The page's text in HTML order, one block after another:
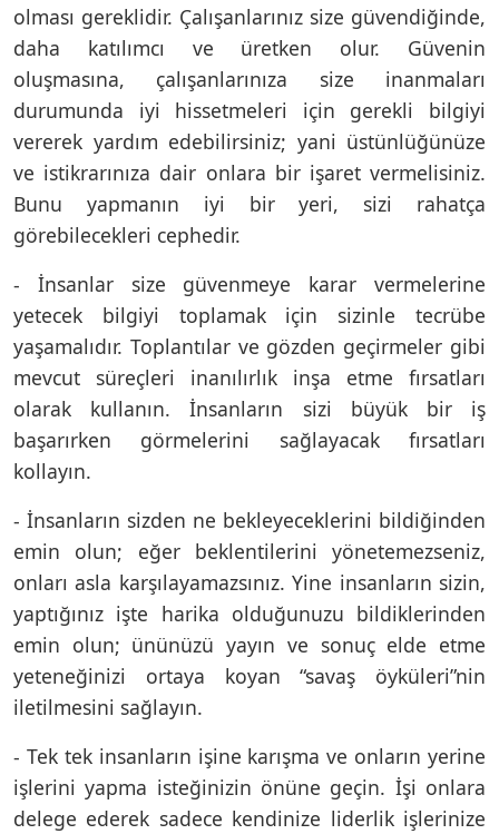
olması gereklidir. Çalışanlarınız size güvendiğinde,
daha katılımcı ve üretken olur. Güvenin
oluşmasına, çalışanlarınıza size inanmaları
durumunda iyi hissetmeleri için gerekli bilgiyi
vererek yardım edebilirsiniz; yani üstünlüğünüze
ve istikrarınıza dair onlara bir işaret vermelisiniz.
Bunu yapmanın iyi bir yeri, sizi rahatça
görebilecekleri cephedir.
- İnsanlar size güvenmeye karar vermelerine
yetecek bilgiyi toplamak için sizinle tecrübe
yaşamalıdır. Toplantılar ve gözden geçirmeler gibi
mevcut süreçleri inanılırlık inşa etme fırsatları
olarak kullanın. İnsanların sizi büyük bir iş
başarırken görmelerini sağlayacak fırsatları
kollayın.
- İnsanların sizden ne bekleyeceklerini bildiğinden
emin olun; eğer beklentilerini yönetemezseniz,
onları asla karşılayamazsınız. Yine insanların sizin,
yaptığınız işte harika olduğunuzu bildiklerinden
emin olun; ününüzü yayın ve sonuç elde etme
yeteneğinizi ortaya koyan “savaş öyküleri”nin
iletilmesini sağlayın.
- Tek tek insanların işine karışma ve onların yerine
işlerini yapma isteğinizin önüne geçin. İşi onlara
delege ederek sadece kendinize liderlik işlerinize